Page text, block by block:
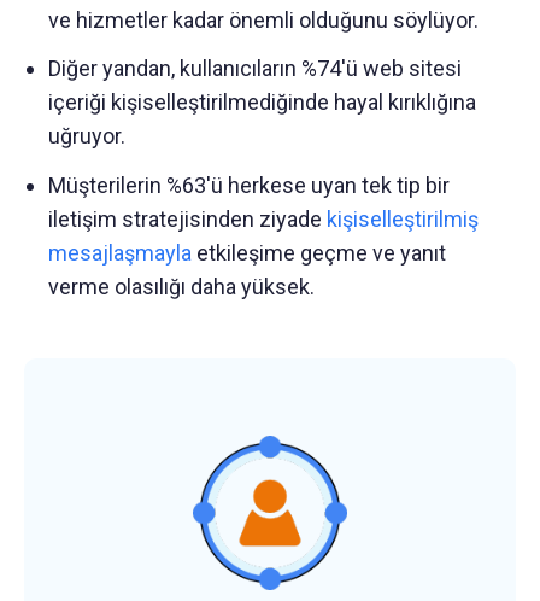
ve hizmetler kadar önemli olduğunu söylüyor.
Diğer yandan, kullanıcıların %74'ü web sitesi
içeriği kişiselleştirilmediğinde hayal kırıklığına
uğruyor.
Müşterilerin %63'ü herkese uyan tek tip bir
iletişim stratejisinden ziyade kişiselleştirilmiş
mesajlaşmayla etkileşime geçme ve yanıt
verme olasılığı daha yüksek.